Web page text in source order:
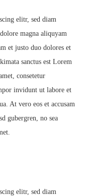
elitr, sed diam
magna aliquyam
et justo duo dolores et
sanctus est Lorem
consetetur
invidunt ut labore et
At vero eos et accusam
gubergren, no sea
elitr, sed diam